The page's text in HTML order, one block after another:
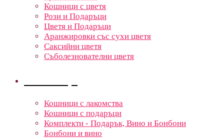
Кошници с цветя
Рози и Подаръци
Цветя и Подаръци
Аранжировки със сухи цветя
Саксийни цветя
Съболезнователни цветя
Кошници с лакомства
Кошници с подаръци
Комплекти - Подарък, Вино и Бонбони
Бонбони и вино